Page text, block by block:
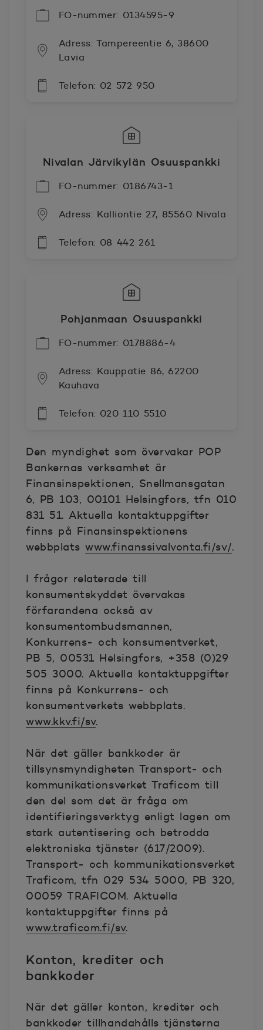
FO-nummer: 0134595-9
Adress: Tampereentie 6, 38600
Lavia
Telefon: 02 572 950
Nivalan Järvikylän Osuuspankki
FO-nummer: 0186743-1
Adress: Kalliontie 27, 85560 Nivala
Telefon: 08 442 261
Pohjanmaan Osuuspankki
FO-nummer: 0178886-4
Adress: Kauppatie 86, 62200
Kauhava
Telefon: 020 110 5510
Den myndighet som övervakar POP
Bankernas verksamhet är
Finansinspektionen, Snellmansgatan
6, PB 103, 00101 Helsingfors, tfn 010
831 51. Aktuella kontaktuppgifter
finns på Finansinspektionens
webbplatswww.finanssivalvonta.fi/sv/.
I frågor relaterade till
konsumentskyddet övervakas
förfarandena också av
konsumentombudsmannen,
Konkurrens- och konsumentverket,
PB 5, 00531 Helsingfors, +358 (0)29
505 3000. Aktuella kontaktuppgifter
finns på Konkurrens- och
konsumentverkets webbplats.
www.kkv.fi/sv.
När det gäller bankkoder är
tillsynsmyndigheten Transport- och
kommunikationsverket Traficom till
den del som det är fråga om
identifieringsverktyg enligt lagen om
stark autentisering och betrodda
elektroniska tjänster (617/2009).
Transport- och kommunikationsverket
Traficom, tfn 029 534 5000, PB 320,
00059 TRAFICOM. Aktuella
kontaktuppgifter finns på
www.traficom.fi/sv.
Konton, krediter och
bankkoder
När det gäller konton, krediter och
bankkoder tillhandahålls tjänsterna